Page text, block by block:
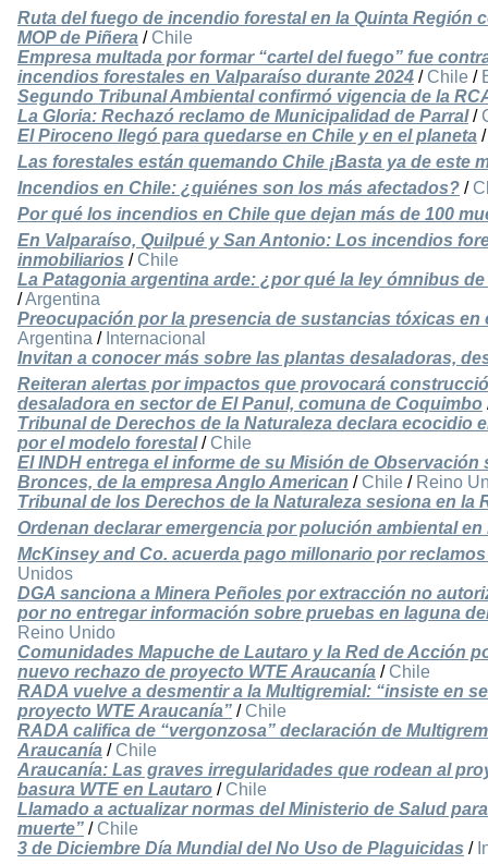
Ruta del fuego de incendio forestal en la Quinta Región
MOP de Piñera / Chile
Empresa multada por formar “cartel del fuego” fue
incendios forestales en Valparaíso durante 2024 / Chile /
Segundo Tribunal Ambiental confirmó vigencia de la
La Gloria: Rechazó reclamo de Municipalidad de Parral/
El Piroceno llegó para quedarse en Chile y en el planeta
Las forestales están quemando Chile ¡Basta ya de este
Incendios en Chile: ¿quiénes son los más afectados? /
Por qué los incendios en Chile que dejan más de 100
En Valparaíso, Quilpué y San Antonio: Los incendios
inmobiliarios / Chile
La Patagonia argentina arde: ¿por qué la ley ómnibus
/Argentina
Preocupación por la presencia de sustancias tóxicas
Argentina / Internacional
Invitan a conocer más sobre las plantas desaladoras,
Reiteran alertas por impactos que provocará
desaladora en sector de El Panul, comuna de Coquimbo
Tribunal de Derechos de la Naturaleza declara ecocidio
por el modelo forestal/ Chile
El INDH entrega el informe de su Misión de Observación
Bronces, de la empresa Anglo American / Chile / Reino
Tribunal de los Derechos de la Naturaleza sesiona en la
Ordenan declarar emergencia por polución ambiental
McKinsey and Co. acuerda pago millonario por
Unidos
DGA sanciona a Minera Peñoles por extracción no
por no entregar información sobre pruebas en laguna
Reino Unido
Comunidades Mapuche de Lautaro y la Red de Acción
nuevo rechazo de proyecto WTE Araucanía / Chile
RADA vuelve a desmentir a la Multigremial: “insiste en
proyecto WTE Araucanía” / Chile
RADA califica de “vergonzosa” declaración de
Araucanía / Chile
Araucanía: Las graves irregularidades que rodean al
basura WTE en Lautaro / Chile
Llamado a actualizar normas del Ministerio de Salud
muerte” / Chile
3 de Diciembre Día Mundial del No Uso de Plaguicidas /